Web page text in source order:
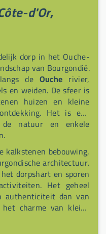
d'Or,
dorp in het Ouche-
van Bourgondië.
de Ouche rivier,
en weiden. De sfeer is
huizen en kleine
Het is een
natuur en enkele
bebouwing,
architectuur.
dorpshart en sporen
Het geheel
authenticiteit dan van
charme van kleine